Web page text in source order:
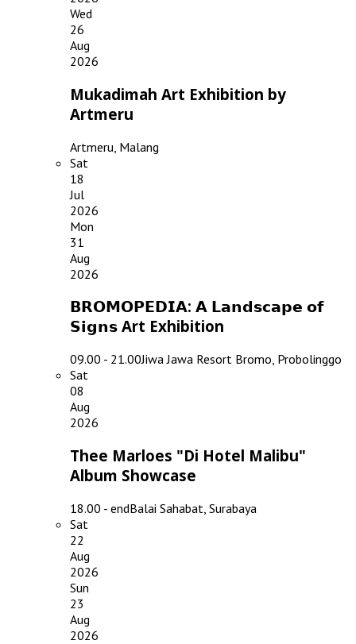
Wed
26
Aug
2026
Mukadimah Art Exhibition by
Artmeru
Artmeru, Malang
Sat
18
Jul
2026
Mon
31
Aug
2026
𝗕𝗥𝗢𝗠𝗢𝗣𝗘𝗗𝗜𝗔: 𝗔 𝗟𝗮𝗻𝗱𝘀𝗰𝗮𝗽𝗲 𝗼𝗳
𝗦𝗶𝗴𝗻𝘀 Art Exhibition
09.00 - 21.00Jiwa Jawa Resort Bromo, Probolinggo
Sat
08
Aug
2026
Thee Marloes "Di Hotel Malibu"
Album Showcase
18.00 - endBalai Sahabat, Surabaya
Sat
22
Aug
2026
Sun
23
Aug
2026